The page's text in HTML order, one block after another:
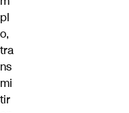
pl
o,
tra
ns
mi
tir